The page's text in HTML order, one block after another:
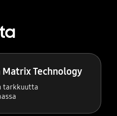
Matrix Technology
tarkkuutta